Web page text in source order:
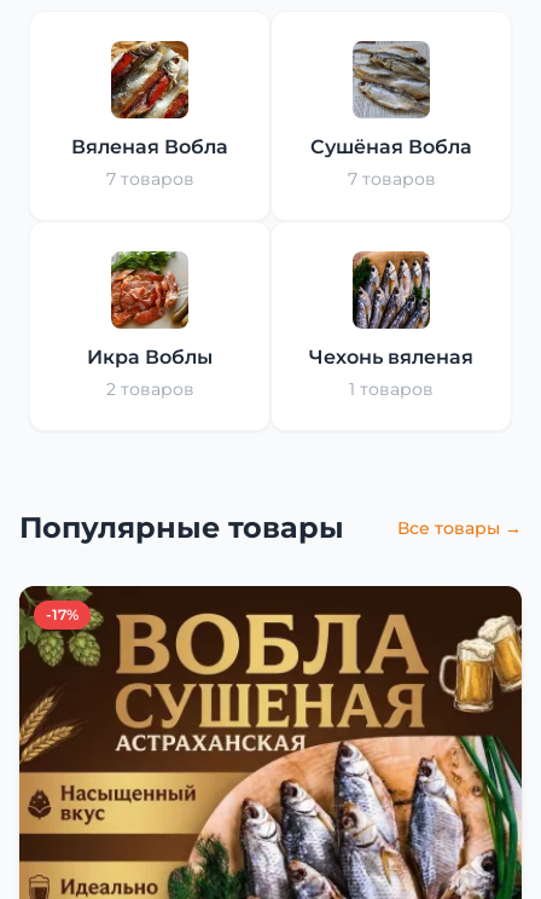
Вяленая Вобла
7 товаров
Сушёная Вобла
7 товаров
Икра Воблы
2 товаров
Чехонь вяленая
1 товаров
Популярные товары Все товары →
-17%